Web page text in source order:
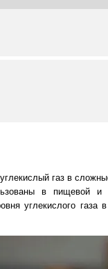
газ в
в пищевой и
углекислого газа